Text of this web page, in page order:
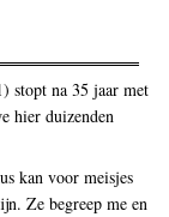
stopt na 35 jaar met
hier duizenden
kan voor meisjes
Ze begreep me en